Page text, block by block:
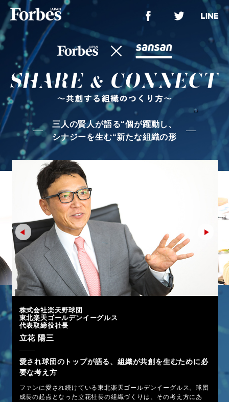
三人の賢人が語る“個が躍動し、
シナジーを生む“新たな組織の形
株式会社楽天野球団
東北楽天ゴールデンイーグルス
代表取締役社長
立花 陽三
愛され球団のトップが語る、組織が共創を生むために必
要な考え方
ファンに愛され続けている東北楽天ゴールデンイーグルス。球団
成長の起点となった立花社長の組織づくりは、その考え方にあ